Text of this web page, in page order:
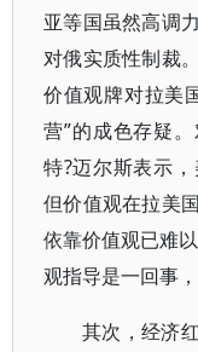
亚等国虽然高调
对俄实质性制裁
价值观牌对拉美
营”的成色存疑
特?迈尔斯表示
但价值观在拉美
依靠价值观已难
观指导是一回事
其次，经济